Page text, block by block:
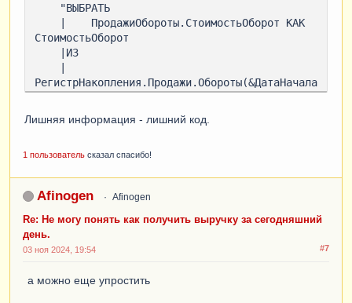
НаКлиенте
Процедура
ПолучитьЗаработокЗаДень
ПолучитьЗаработокЗаДеньНаСервере
КонецПроцедуры
СтоимостьОборот
РегистрНакопления.Продажи.Обороты(&ДатаНачала
, &ДатаОкончания, , ) КАК ПродажиОбороты";
НачалоДня(ДатаОстатка
КонецДня(ДатаОстатка
Возврат 0;
КонецЕсли
Лишняя информация - лишний код.
1 пользователь сказал спасибо!
Afinogen Afinogen
Re: Не могу понять как получить выручку за сегодняшний
день.
#7
03 ноя 2024, 19:54
а можно еще упростить